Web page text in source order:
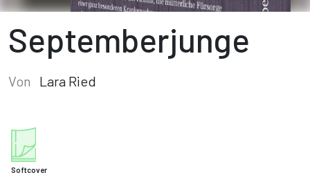
Septemberjunge
Von Lara Ried
Softcover